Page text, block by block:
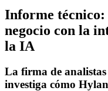
Informe
negocio con la
la IA
La firma de analistas
investiga cómo